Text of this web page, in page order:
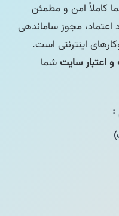
کاملاً امن و مطمئن
اعتماد، مجوز ساماندهی
اینترنتی است.
و اعتبار سایتشما